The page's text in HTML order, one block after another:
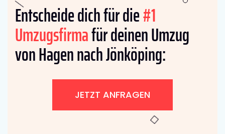
Entscheide dich für die#1
Umzugsfirmafür deinen Umzug
von Hagen nach Jönköping:
JETZT ANFRAGEN